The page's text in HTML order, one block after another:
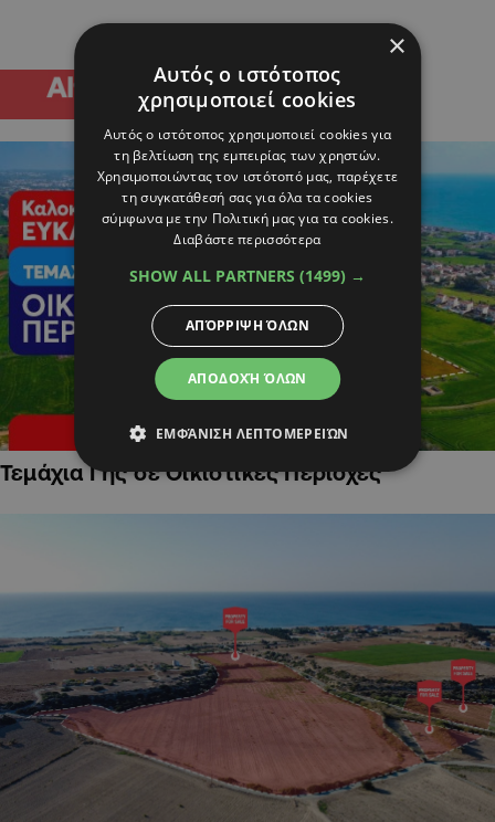
Τεμάχια Γης σε Οικιστικές Περιοχές
×
Αυτός ο ιστότοπος
χρησιμοποιεί cookies
Αυτός ο ιστότοπος χρησιμοποιεί cookies για
τη βελτίωση της εμπειρίας των χρηστών.
Χρησιμοποιώντας τον ιστότοπό μας, παρέχετε
τη συγκατάθεσή σας για όλα τα cookies
σύμφωνα με την Πολιτική μας για τα cookies.
Διαβάστε περισσότερα
SHOW ALL PARTNERS (1499) →
ΑΠΟΔΟΧΉ ΌΛΩΝ
ΑΠΌΡΡΙΨΗ ΌΛΩΝ
ΕΜΦΆΝΙΣΗ ΛΕΠΤΟΜΕΡΕΙΏΝ